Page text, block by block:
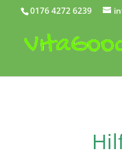
0176 4272 6239